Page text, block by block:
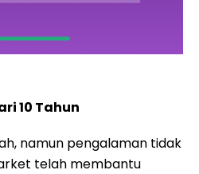
10 Tahun
namun pengalaman tidak
telah membantu